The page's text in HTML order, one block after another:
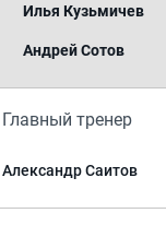
Илья Кузьмичев
Андрей Сотов
Главный тренер
Александр Саитов